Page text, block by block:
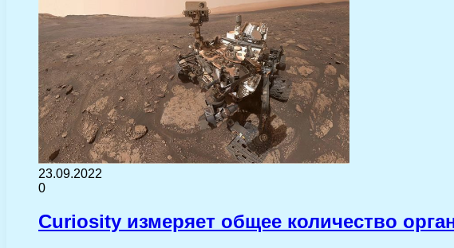
23.09.2022
0
Curiosity измеряет общее количество